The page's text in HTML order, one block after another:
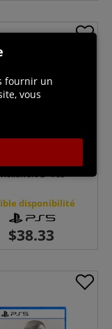
Helldivers 2 - PS5
disponibilité
fournir un
vous